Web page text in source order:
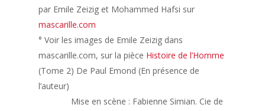
par Emile Zeizig et Mohammed Hafsi sur
mascarille.com
° Voir les images de Emile Zeizig dans
mascarille.com, sur la pièce Histoire de l’Homme
(Tome 2) De Paul Emond (En présence de
l’auteur)
Mise en scène : Fabienne Simian. Cie de